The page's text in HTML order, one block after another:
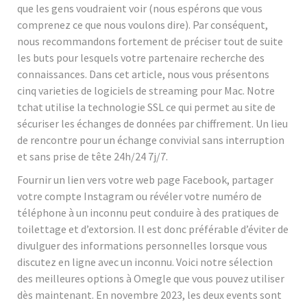
que les gens voudraient voir (nous espérons que vous
comprenez ce que nous voulons dire). Par conséquent,
nous recommandons fortement de préciser tout de suite
les buts pour lesquels votre partenaire recherche des
connaissances. Dans cet article, nous vous présentons
cinq varieties de logiciels de streaming pour Mac. Notre
tchat utilise la technologie SSL ce qui permet au site de
sécuriser les échanges de données par chiffrement. Un lieu
de rencontre pour un échange convivial sans interruption
et sans prise de tête 24h/24 7j/7.
Fournir un lien vers votre web page Facebook, partager
votre compte Instagram ou révéler votre numéro de
téléphone à un inconnu peut conduire à des pratiques de
toilettage et d’extorsion. Il est donc préférable d’éviter de
divulguer des informations personnelles lorsque vous
discutez en ligne avec un inconnu. Voici notre sélection
des meilleures options à Omegle que vous pouvez utiliser
dès maintenant. En novembre 2023, les deux events sont